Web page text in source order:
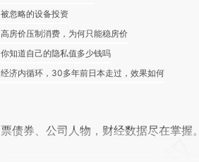
被忽略的设备投资
高房价压制消费，为何只能稳房价
你知道自己的隐私值多少钱吗
经济内循环，30多年前日本走过，效果如何
票债券、公司人物，财经数据尽在掌握。